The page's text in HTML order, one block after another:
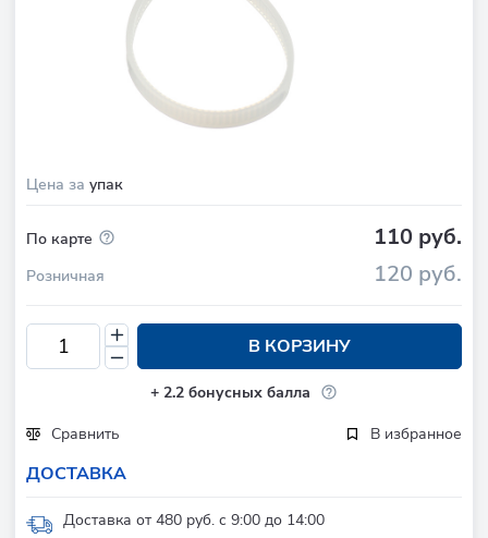
Цена за упак
По карте 110 руб.
Розничная 120 руб.
В КОРЗИНУ
+ 2.2 бонусных балла
Сравнить
В избранное
ДОСТАВКА
Доставка от 480 руб. с 9:00 до 14:00